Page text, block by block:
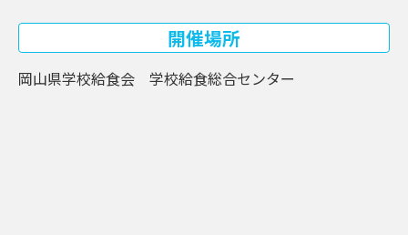
開催場所
岡山県学校給食会 学校給食総合センター